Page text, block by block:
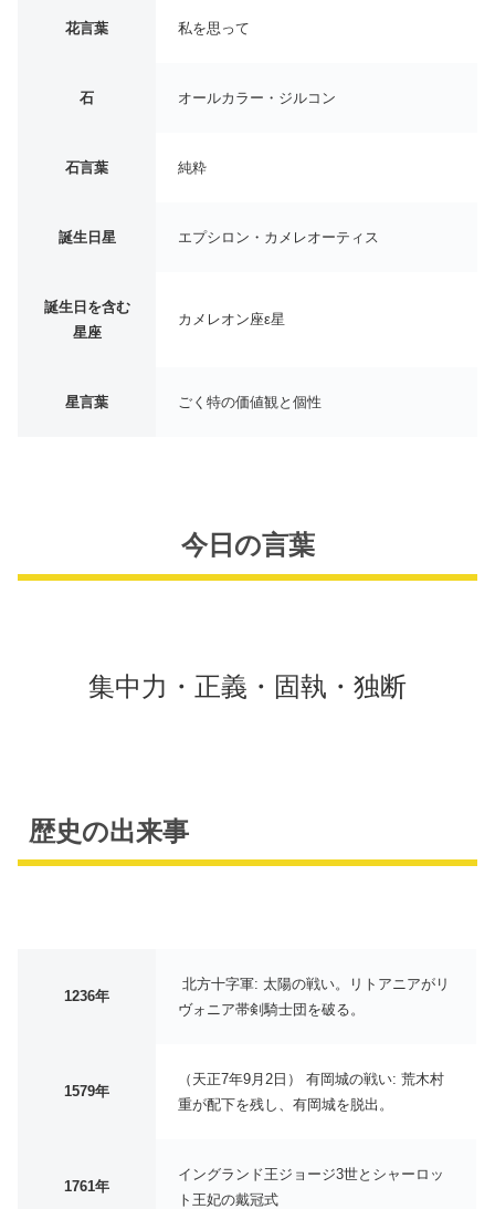
花言葉 私を思って
石 オールカラー・ジルコン
石言葉 純粋
誕生日星 エプシロン・カメレオーティス
誕生日を含む
星座
カメレオン座ε星
星言葉 ごく特の価値観と個性
今日の言葉
集中力・正義・固執・独断
歴史の出来事
1236年
北方十字軍: 太陽の戦い。リトアニアがリ
ヴォニア帯剣騎士団を破る。
1579年
（天正7年9月2日） 有岡城の戦い: 荒木村
重が配下を残し、有岡城を脱出。
1761年
イングランド王ジョージ3世とシャーロッ
ト王妃の戴冠式